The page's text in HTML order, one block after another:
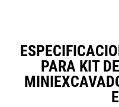
PARA KIT